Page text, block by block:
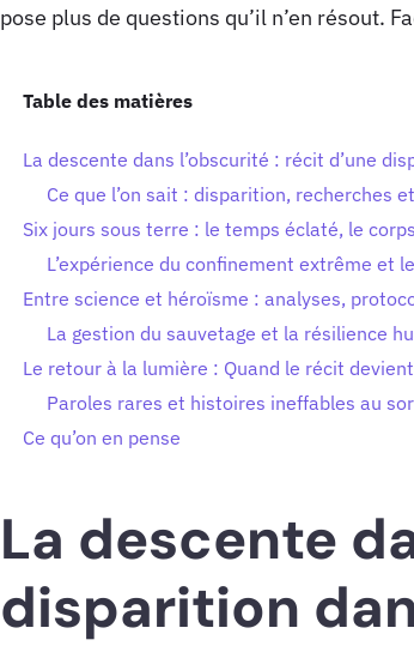
pose plus de questions qu’il n’en résout.
Table des matières
La descente dans l’obscurité : récit d’une
Ce que l’on sait : disparition, recherches
Six jours sous terre : le temps éclaté, le
L’expérience du confinement extrême et
Entre science et héroïsme : analyses,
La gestion du sauvetage et la résilience
Le retour à la lumière : Quand le récit
Paroles rares et histoires ineffables au
Ce qu’on en pense
La descente
disparition